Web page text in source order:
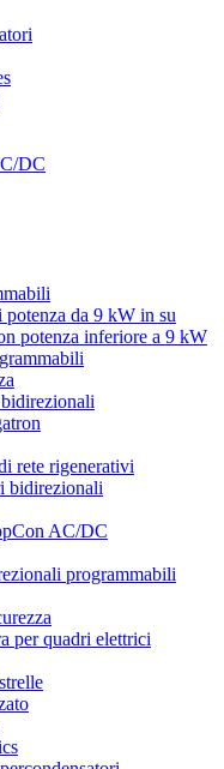
DC
da 9 kW in su
potenza inferiore a 9 kW
rete rigenerativi
bidirezionali
AC/DC
programmabili
per quadri elettrici